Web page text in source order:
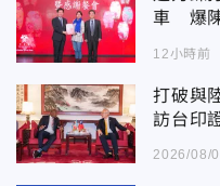
車 爆陳
12小時前
打破與
訪台印
2026/08/